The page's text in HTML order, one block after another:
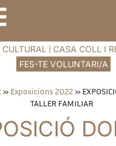
CULTURAL CASA COLL I
FES-TE VOLUNTARI/A
» Exposicions 2022 »
TALLER FAMILIAR